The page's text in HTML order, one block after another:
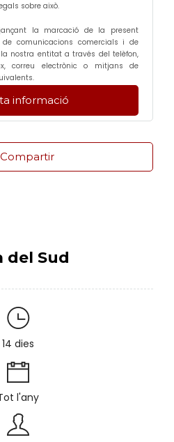
sobre això.
la marcació de la present
comunicacions comercials i de
nostra entitat a través del telèfon,
correu electrònic o mitjans de
Compartir
del Sud
14 dies
l'any